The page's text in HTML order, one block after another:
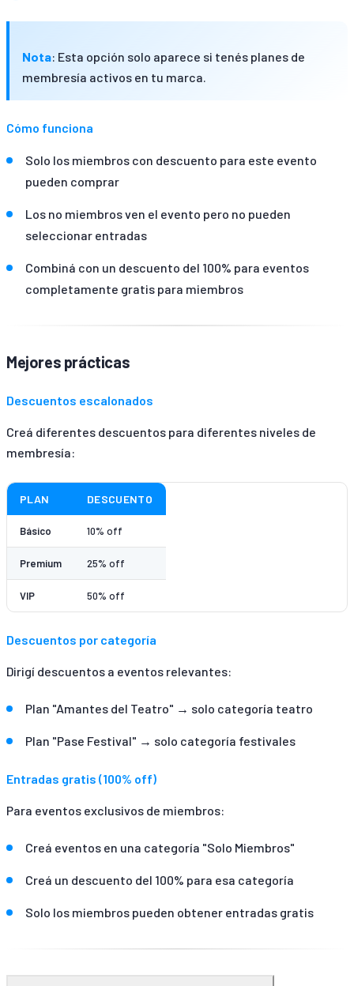
Nota: Esta opción solo aparece si tenés planes de
membresía activos en tu marca.
Cómo funciona
Solo los miembros con descuento para este evento
pueden comprar
Los no miembros ven el evento pero no pueden
seleccionar entradas
Combiná con un descuento del 100% para eventos
completamente gratis para miembros
Mejores prácticas
Descuentos escalonados
Creá diferentes descuentos para diferentes niveles de
membresía:
PLAN DESCUENTO
Básico 10% off
Premium 25% off
VIP 50% off
Descuentos por categoría
Dirigí descuentos a eventos relevantes:
Plan "Amantes del Teatro" → solo categoría teatro
Plan "Pase Festival" → solo categoría festivales
Entradas gratis (100% off)
Para eventos exclusivos de miembros:
Creá eventos en una categoría "Solo Miembros"
Creá un descuento del 100% para esa categoría
Solo los miembros pueden obtener entradas gratis